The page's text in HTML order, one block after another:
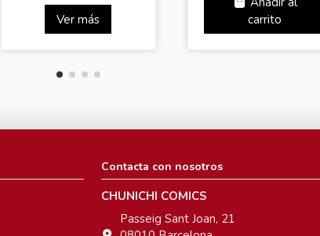
Ver más
carrito
Contacta con nosotros
CHUNICHI COMICS
Passeig Sant Joan, 21